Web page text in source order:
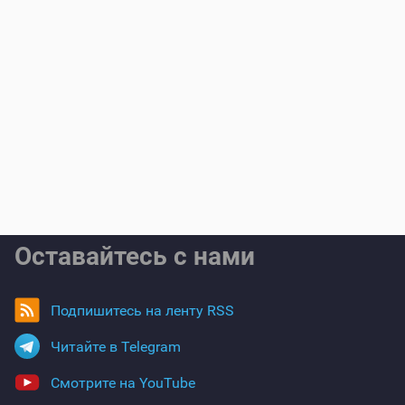
Оставайтесь с нами
Подпишитесь на ленту RSS
Читайте в Telegram
Смотрите на YouTube